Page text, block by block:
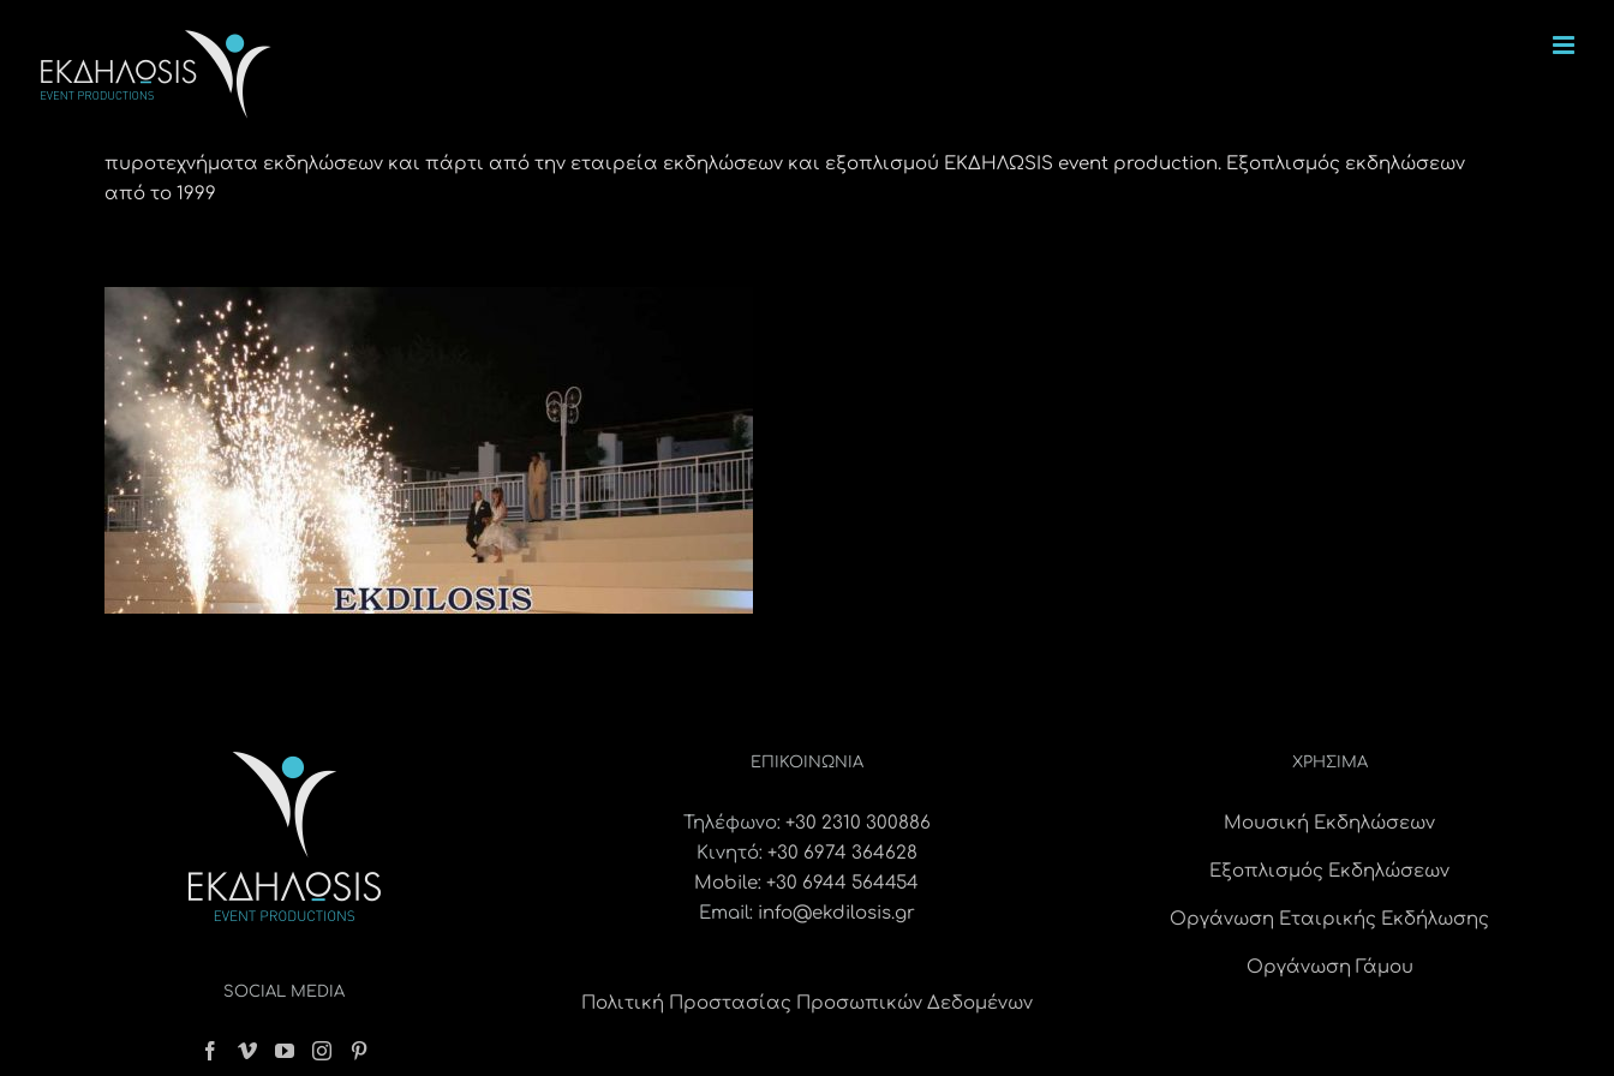
περιεχόμενο
πυροτεχνήματα εκδηλώσεων και πάρτι από την εταιρεία εκδηλώσεων και εξοπλισμού ΕΚΔΗΛΩSIS event production. Εξοπλισμός εκδηλώσεων
από το 1999
SOCIAL MEDIA
ΕΠΙΚΟΙΝΩΝΊΑ
Τηλέφωνο: +30 2310 300886
Κινητό: +30 6974 364628
Mobile: +30 6944 564454
Email: info@ekdilosis.gr
Πολιτική Προστασίας Προσωπικών Δεδομένων
ΧΡΗΣΙΜΑ
Μουσική Εκδηλώσεων
Εξοπλισμός Εκδηλώσεων
Οργάνωση Εταιρικής Εκδήλωσης
Οργάνωση Γάμου